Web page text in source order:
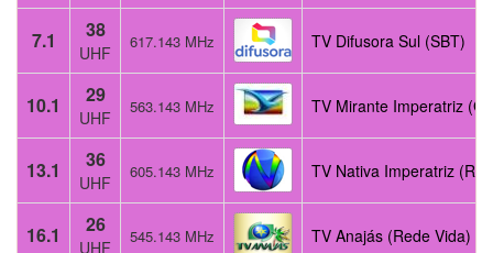
7.1 38
UHF
617.143 MHz TV Difusora Sul (SBT)
10.1 29
UHF
563.143 MHz TV Mirante Imperatriz
13.1 36
UHF
605.143 MHz TV Nativa Imperatriz
16.1 26
UHF
545.143 MHz TV Anajás (Rede Vida)